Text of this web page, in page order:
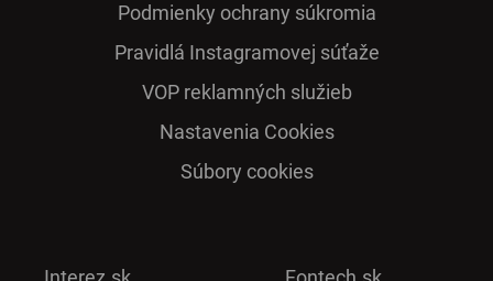
Podmienky ochrany súkromia
Pra­vidlá Ins­ta­gra­mo­vej sú­ťaže
VOP reklamných služieb
Nastavenia Cookies
Súbory cookies